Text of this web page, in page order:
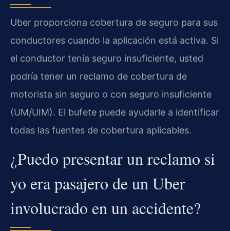
Uber proporciona cobertura de seguro para sus
conductores cuando la aplicación está activa. Si
el conductor tenía seguro insuficiente, usted
podría tener un reclamo de cobertura de
motorista sin seguro o con seguro insuficiente
(UM/UIM). El bufete puede ayudarle a identificar
todas las fuentes de cobertura aplicables.
¿Puedo presentar un reclamo si
yo era pasajero de un Uber
involucrado en un accidente?